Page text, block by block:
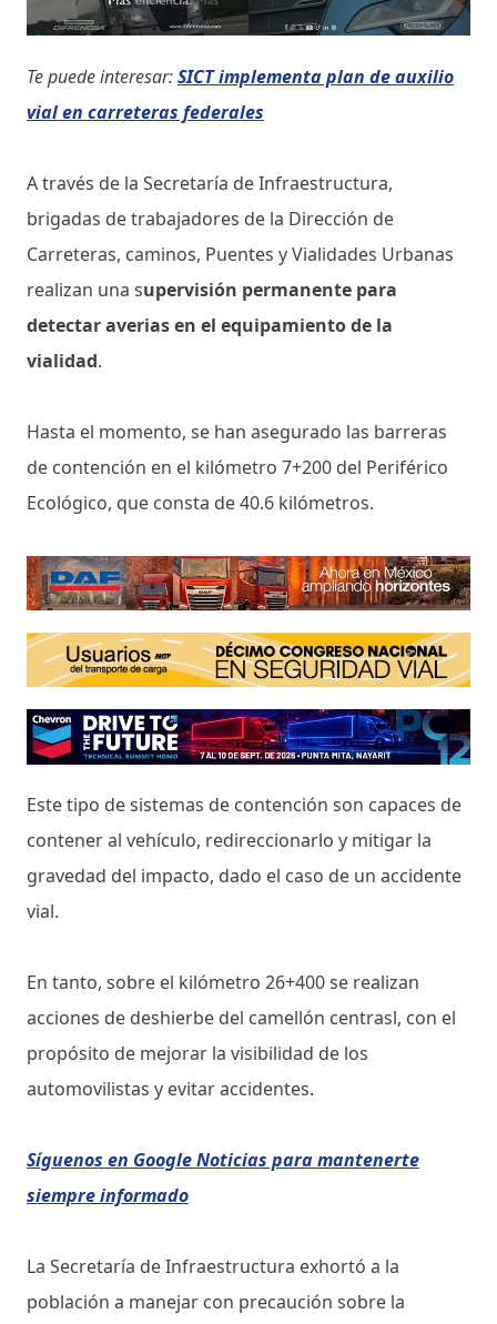
Te puede interesar:SICT implementa plan de auxilio
vial en carreteras federales
A través de la Secretaría de Infraestructura,
brigadas de trabajadores de la Dirección de
Carreteras, caminos, Puentes y Vialidades Urbanas
realizan una supervisión permanente para
detectar averias en el equipamiento de la
vialidad.
Hasta el momento, se han asegurado las barreras
de contención en el kilómetro 7+200 del Periférico
Ecológico, que consta de 40.6 kilómetros.
Este tipo de sistemas de contención son capaces de
contener al vehículo, redireccionarlo y mitigar la
gravedad del impacto, dado el caso de un accidente
vial.
En tanto, sobre el kilómetro 26+400 se realizan
acciones de deshierbe del camellón centrasl, con el
propósito de mejorar la visibilidad de los
automovilistas y evitar accidentes.
Síguenos en Google Noticias para mantenerte
siempre informado
La Secretaría de Infraestructura exhortó a la
población a manejar con precaución sobre la